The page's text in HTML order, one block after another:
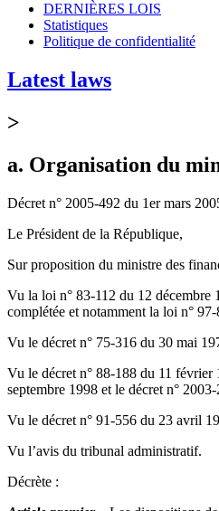
DERNIÈRES LOIS
Statistiques
Politique de confidentialité
Latest laws
>
a. Organisation du
Décret n° 2005-492 du 1er mars
Le Président de la République,
Sur proposition du ministre des
Vu la loi n° 83-112 du 12 décembre
complétée et notamment la loi n°
Vu le décret n° 75-316 du 30 mai
Vu le décret n° 88-188 du 11 février
septembre 1998 et le décret n°
Vu le décret n° 91-556 du 23 avril
Vu l’avis du tribunal administratif.
Décrète :